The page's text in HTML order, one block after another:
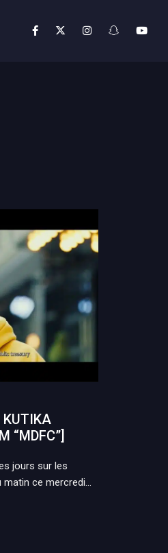
KUTIKA
“MDFC”]
jours sur les
matin ce mercredi…